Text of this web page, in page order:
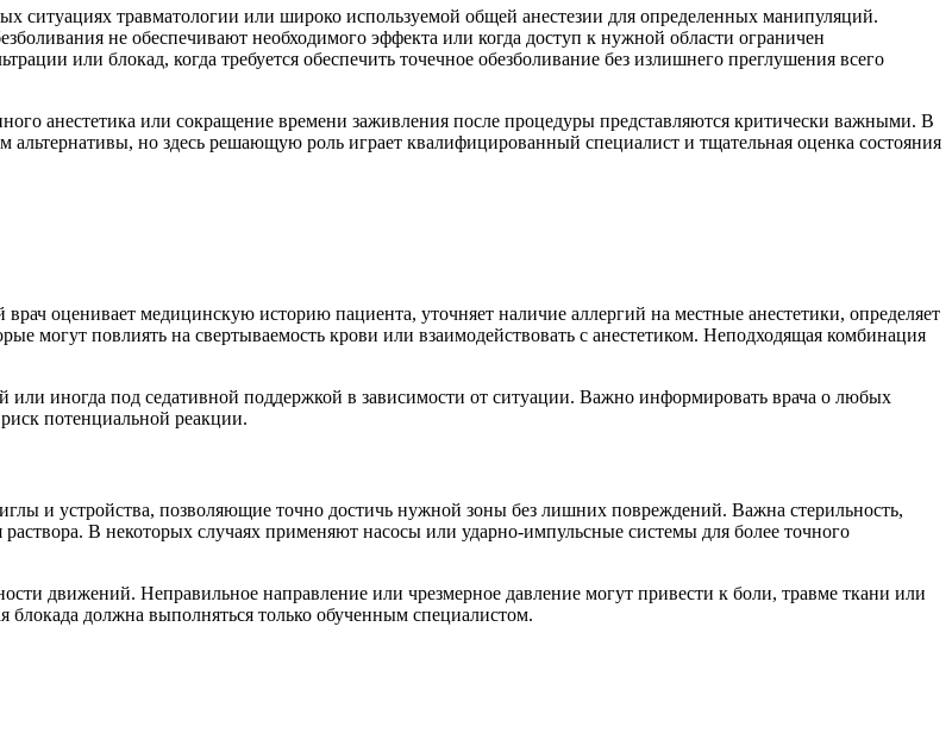
ситуациях травматологии или широко используемой общей анестезии для определенных манипуляций.
не обеспечивают необходимого эффекта или когда доступ к нужной области ограничен
или блокад, когда требуется обеспечить точечное обезболивание без излишнего преглушения всего
анестетика или сокращение времени заживления после процедуры представляются критически важными. В
альтернативы, но здесь решающую роль играет квалифицированный специалист и тщательная оценка состояния
оценивает медицинскую историю пациента, уточняет наличие аллергий на местные анестетики, определяет
могут повлиять на свертываемость крови или взаимодействовать с анестетиком. Неподходящая комбинация
или иногда под седативной поддержкой в зависимости от ситуации. Важно информировать врача о любых
потенциальной реакции.
и устройства, позволяющие точно достичь нужной зоны без лишних повреждений. Важна стерильность,
В некоторых случаях применяют насосы или ударно-импульсные системы для более точного
движений. Неправильное направление или чрезмерное давление могут привести к боли, травме ткани или
блокада должна выполняться только обученным специалистом.